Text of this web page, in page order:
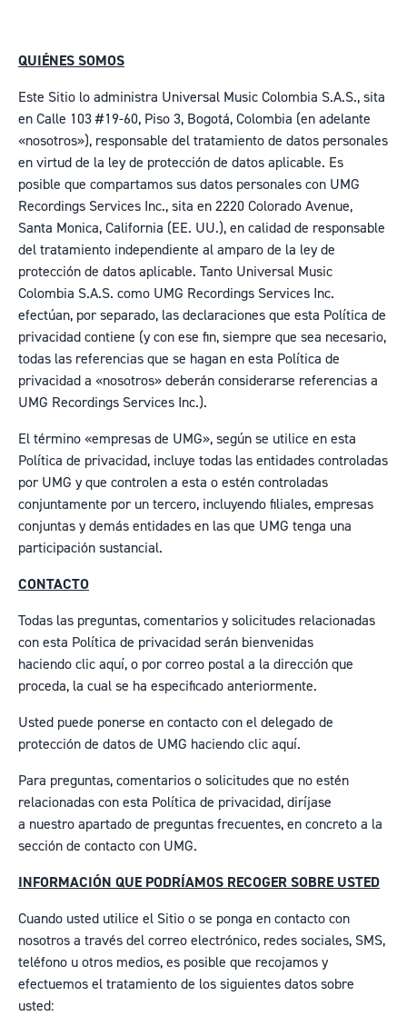
QUIÉNES SOMOS
Este Sitio lo administra Universal Music Colombia S.A.S., sita
en Calle 103 #19-60, Piso 3, Bogotá, Colombia (en adelante
«nosotros»), responsable del tratamiento de datos personales
en virtud de la ley de protección de datos aplicable. Es
posible que compartamos sus datos personales con UMG
Recordings Services Inc., sita en 2220 Colorado Avenue,
Santa Monica, California (EE. UU.), en calidad de responsable
del tratamiento independiente al amparo de la ley de
protección de datos aplicable. Tanto Universal Music
Colombia S.A.S. como UMG Recordings Services Inc.
efectúan, por separado, las declaraciones que esta Política de
privacidad contiene (y con ese fin, siempre que sea necesario,
todas las referencias que se hagan en esta Política de
privacidad a «nosotros» deberán considerarse referencias a
UMG Recordings Services Inc.).
El término «empresas de UMG», según se utilice en esta
Política de privacidad, incluye todas las entidades controladas
por UMG y que controlen a esta o estén controladas
conjuntamente por un tercero, incluyendo filiales, empresas
conjuntas y demás entidades en las que UMG tenga una
participación sustancial.
CONTACTO
Todas las preguntas, comentarios y solicitudes relacionadas
con esta Política de privacidad serán bienvenidas
haciendoclic aquí, o por correo postal a la dirección que
proceda, la cual se ha especificado anteriormente.
Usted puede ponerse en contacto con el delegado de
protección de datos de UMG haciendoclic aquí.
Para preguntas, comentarios o solicitudes que no estén
relacionadas con esta Política de privacidad, diríjase
a nuestro apartado de preguntas frecuentes, en concreto a la
sección de contacto con UMG.
INFORMACIÓN QUE PODRÍAMOS RECOGER SOBRE USTED
Cuando usted utilice el Sitio o se ponga en contacto con
nosotros a través del correo electrónico, redes sociales, SMS,
teléfono u otros medios, es posible que recojamos y
efectuemos el tratamiento de los siguientes datos sobre
usted: